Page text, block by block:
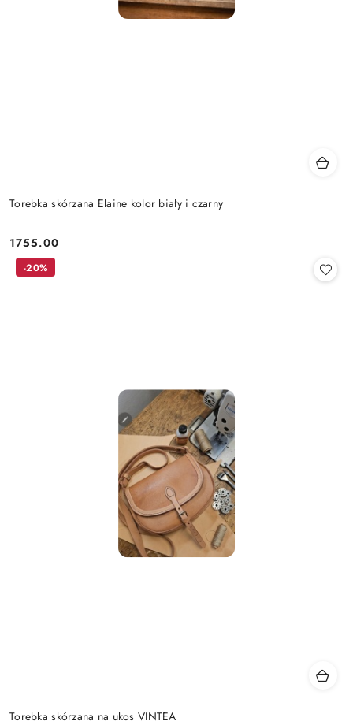
Torebka skórzana Elaine kolor biały i czarny
Cena:
1755.00
Torebka skórzana na ukos VINTEA
-20%